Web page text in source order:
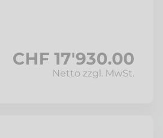
CHF 17'930.00
Netto zzgl. MwSt.